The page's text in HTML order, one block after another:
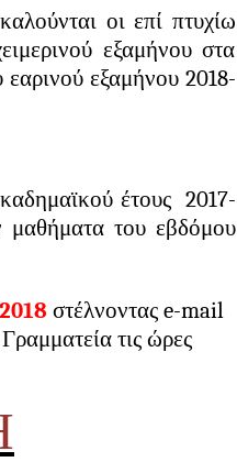
οι επί πτυχίω
εξαμήνου στα
εαρινού εξαμήνου 2018-
έτους 2017-
μαθήματα του εβδόμου
στέλνοντας e-mail
τις ώρες